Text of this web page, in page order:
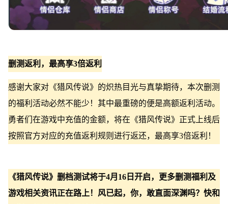
删测返利，最高享3倍返利
感谢大家对《猎风传说》的炽热目光与真挚期待，本次删测
的福利活动必然不能少！其中最重磅的便是高额返利活动。
勇者们在游戏中充值的金额，将在《猎风传说》正式上线后
按照官方对应的充值返利规则进行返还，最高享3倍返利！
《猎风传说》删档测试将于4月16日开启，更多删测福利及
游戏相关资讯正在路上！风已起，你，敢直面深渊吗？快和